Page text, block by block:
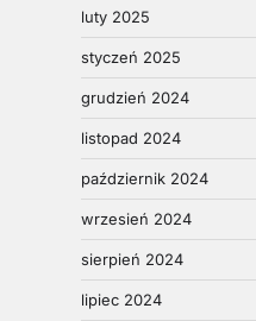
luty 2025
styczeń 2025
grudzień 2024
listopad 2024
październik 2024
wrzesień 2024
sierpień 2024
lipiec 2024